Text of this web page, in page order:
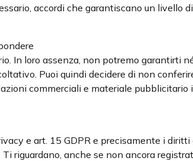
accordi che garantiscano un livello
In loro assenza, non potremo garantirti
Puoi quindi decidere di non
commerciali e materiale
e art. 15 GDPR e precisamente i diritti
riguardano, anche se non ancora